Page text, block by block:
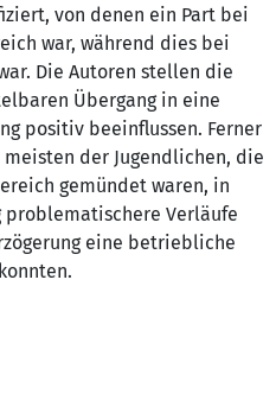
von denen ein Part bei
war, während dies bei
Die Autoren stellen die
Übergang in eine
positiv beeinflussen. Ferner
der Jugendlichen, die
gemündet waren, in
Verläufe
eine betriebliche